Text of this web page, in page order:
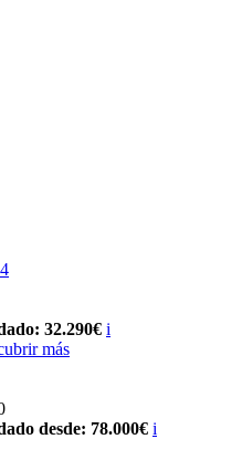
32.290€ i
más
desde: 78.000€ i